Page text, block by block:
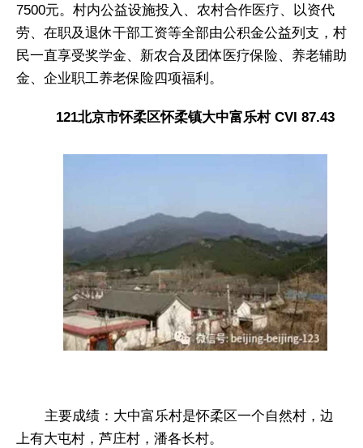
7500元。村内公益设施投入、农村合作医疗、以资代
劳、在职及退休干部工资等全部由公积金公益列支，村
民一直享受奖学金、新农合及团体医疗保险、养老辅助
金、企业职工养老保险四项福利。
121北京市怀柔区怀柔镇大中富乐村 CVI 87.43
主要成绩：大中富乐村是怀柔区一个自然村，边
上有大屯村，芦庄村，潘各长村。